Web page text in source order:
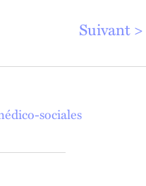
Suivant
sociales